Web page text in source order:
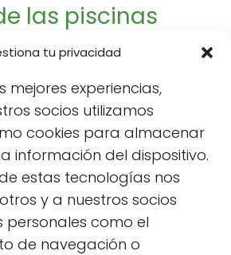
tu privacidad
mejores experiencias,
socios utilizamos
cookies para almacenar
información del dispositivo.
estas tecnologías nos
y a nuestros socios
como el
de navegación o
las piscinas
ofrecen numerosas
destacan:
de productos químicos:
de cloro y otros productos
que es mejor para la salud y
Fomentan la vida